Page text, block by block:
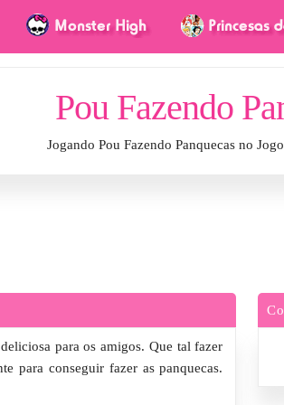
Pou Fazendo
Jogando Pou Fazendo Panquecas no
para os amigos. Que tal fazer
para conseguir fazer as panquecas.